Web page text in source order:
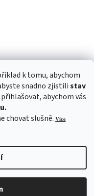
k tomu, abychom
snadno zjistilistav
abychom vás
chovat slušně. Více